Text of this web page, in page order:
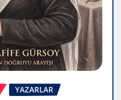
YAZARLAR